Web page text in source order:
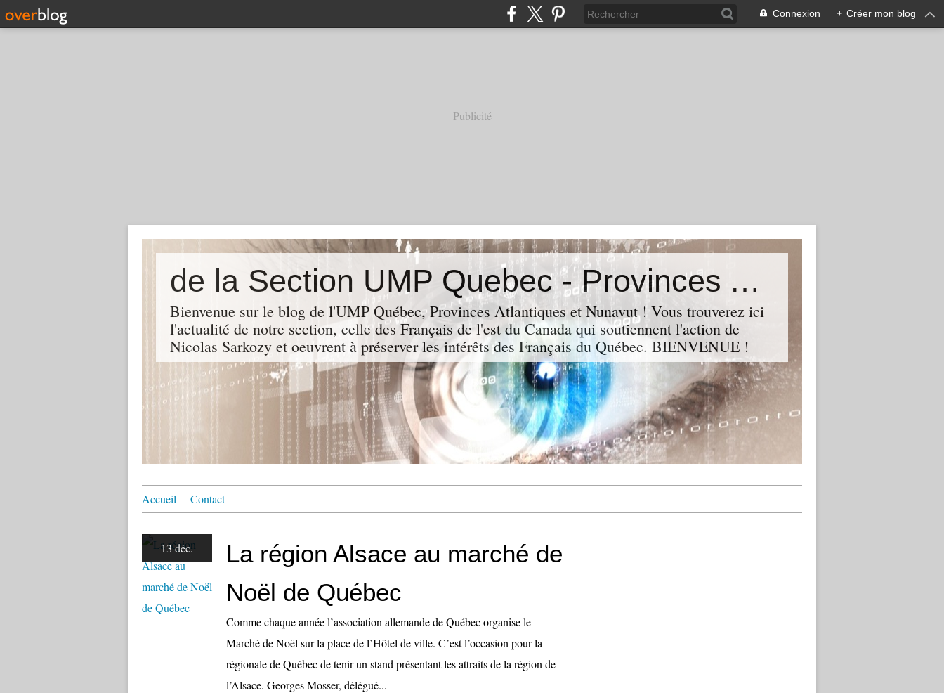
Connexion + Créer mon blog
Publicité
de la Section UMP Quebec - Provinces Atlantiques - Nunavut
Bienvenue sur le blog de l'UMP Québec, Provinces Atlantiques et Nunavut ! Vous trouverez ici
l'actualité de notre section, celle des Français de l'est du Canada qui soutiennent l'action de
Nicolas Sarkozy et oeuvrent à préserver les intérêts des Français du Québec. BIENVENUE !
Accueil Contact
13 déc.
La région Alsace au marché de
Noël de Québec
Comme chaque année l’association allemande de Québec organise le
Marché de Noël sur la place de l’Hôtel de ville. C’est l’occasion pour la
régionale de Québec de tenir un stand présentant les attraits de la région de
l’Alsace. Georges Mosser, délégué...